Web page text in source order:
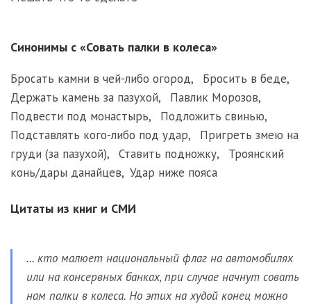
Синонимы с «Совать палки в колеса»
Бросать камни в чей-либо огород, Бросить в беде,
Держать камень за пазухой, Павлик Морозов,
Подвести под монастырь, Подложить свинью,
Подставлять кого-либо под удар, Пригреть змею на
груди (за пазухой), Ставить подножку, Троянский
конь/дары данайцев, Удар ниже пояса
Цитаты из книг и СМИ
… кто малюет национальный флаг на автомобилях
или на консервных банках, при случае начнут совать
нам палки в колеса. Но этих на худой конец можно